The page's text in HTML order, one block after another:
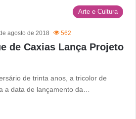
Arte e Cultura
agosto de 2018 562
de Caxias Lança Projeto
de trinta anos, a tricolor de
a data de lançamento da…